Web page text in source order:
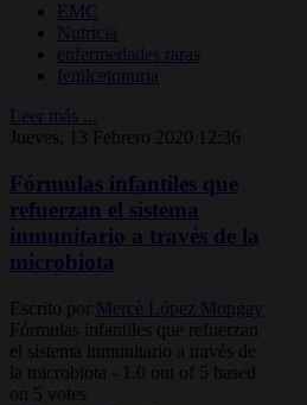
EMC
Nutricia
enfermedades raras
fenilcetonuria
Leer más ...
Jueves, 13 Febrero 2020 12:36
Fórmulas infantiles que
refuerzan el sistema
inmunitario a través de la
microbiota
Escrito por
Mercè López Mongay
Fórmulas infantiles que refuerzan
el sistema inmunitario a través de
la microbiota - 1.0 out of 5 based
on
5 votes